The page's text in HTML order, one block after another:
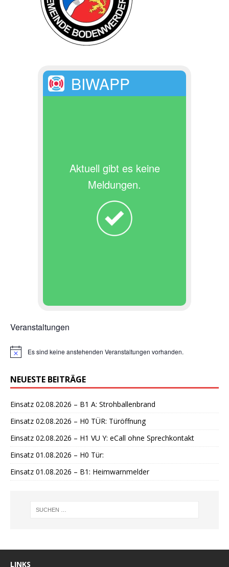
BIWAPP
Aktuell gibt es keine
Meldungen.
Veranstaltungen
H
w
e
s
Es sind keine anstehenden Veranstaltungen vorhanden.
NEUESTE BEITRÄGE
Einsatz 02.08.2026 – B1 A: Strohballenbrand
Einsatz 02.08.2026 – H0 TÜR: Türöffnung
Einsatz 02.08.2026 – H1 VU Y: eCall ohne Sprechkontakt
Einsatz 01.08.2026 – H0 Tür:
Einsatz 01.08.2026 – B1: Heimwarnmelder
LINKS